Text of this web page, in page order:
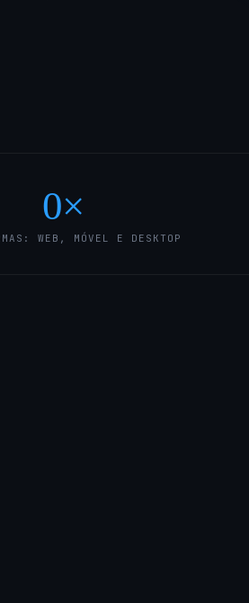
0×
WEB, MÓVEL E DESKTOP